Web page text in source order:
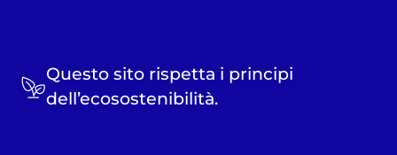
Questo sito rispetta i principi
dell’ecosostenibilità.